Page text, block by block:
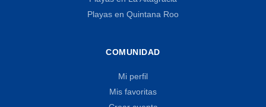
Playas en Quintana Roo
COMUNIDAD
Mi perfil
Mis favoritas